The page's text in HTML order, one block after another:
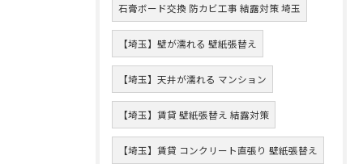
石膏ボード交換 防カビ工事 結露対策 埼玉
【埼玉】壁が濡れる 壁紙張替え
【埼玉】天井が濡れる マンション
【埼玉】賃貸 壁紙張替え 結露対策
【埼玉】賃貸 コンクリート直張り 壁紙張替え